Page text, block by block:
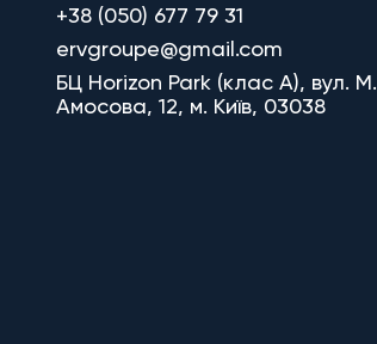
+38 (050) 677 79 31
ervgroupe@gmail.com
БЦ Horizon Park (клас A), вул. М.
Амосова, 12, м. Київ, 03038